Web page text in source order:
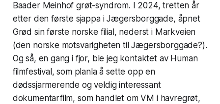
Baader Meinhof grøt-syndrom. I 2024, tretten år
etter den første sjappa i Jægersborggade, åpnet
Grød sin første norske filial, nederst i Markveien
(den norske motsvarigheten til Jægersborggade?).
Og så, en gang i fjor, ble jeg kontaktet av Human
filmfestival, som planla å sette opp en
dødssjarmerende og veldig interessant
dokumentarfilm, som handlet om VM i havregrøt,